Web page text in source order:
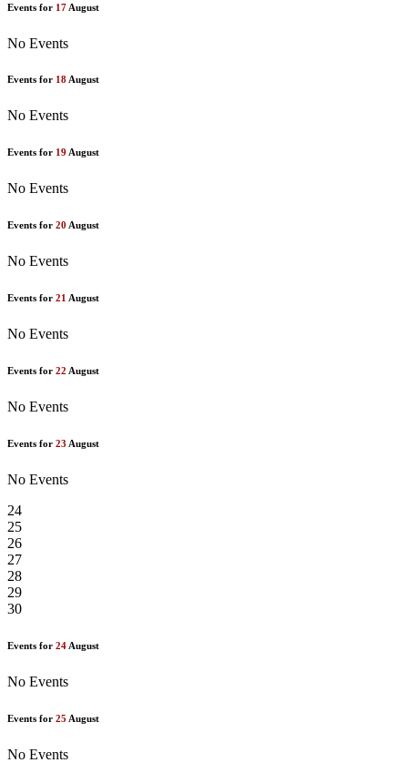
Events for 17 August
No Events
Events for 18August
No Events
Events for 19 August
No Events
Events for 20 August
No Events
Events for 21 August
No Events
Events for 22 August
No Events
Events for 23 August
No Events
24
25
26
27
28
29
30
Events for 24 August
No Events
Events for 25 August
No Events